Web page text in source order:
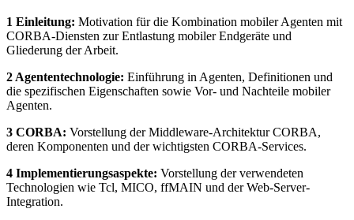
1 Einleitung: Motivation für die Kombination mobiler Agenten mit
CORBA-Diensten zur Entlastung mobiler Endgeräte und
Gliederung der Arbeit.
2 Agententechnologie: Einführung in Agenten, Definitionen und
die spezifischen Eigenschaften sowie Vor- und Nachteile mobiler
Agenten.
3 CORBA: Vorstellung der Middleware-Architektur CORBA,
deren Komponenten und der wichtigsten CORBA-Services.
4 Implementierungsaspekte: Vorstellung der verwendeten
Technologien wie Tcl, MICO, ffMAIN und der Web-Server-
Integration.